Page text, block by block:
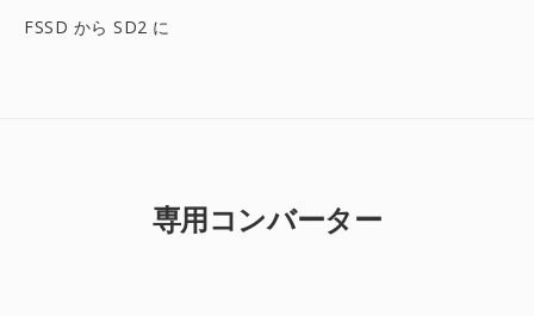
FSSD から SD2 に
専用コンバーター